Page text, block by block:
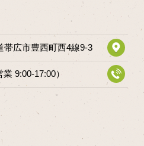
帯広市豊西町西4線9-3
9:00-17:00）